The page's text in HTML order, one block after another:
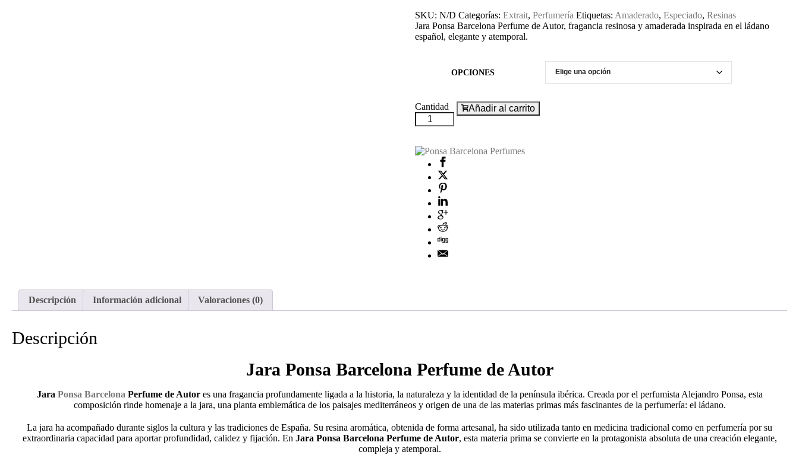
precios:
desde
€75.00
SKU:N/D Categorías:Extrait,Perfumería Etiquetas: Amaderado,Especiado,Resinas
Jara Ponsa Barcelona Perfume de Autor, fragancia resinosa y amaderada inspirada en el ládano
español, elegante y atemporal.
OPCIONES
Cantidad Añadir al carrito
Descripción Información adicional Valoraciones (0)
Descripción
Jara Ponsa Barcelona Perfume de Autor
Jara Ponsa Barcelona Perfume de Autores una fragancia profundamente ligada a la historia, la naturaleza y la identidad de la península ibérica. Creada por el perfumista Alejandro Ponsa, esta
composición rinde homenaje a la jara, una planta emblemática de los paisajes mediterráneos y origen de una de las materias primas más fascinantes de la perfumería: el ládano.
La jara ha acompañado durante siglos la cultura y las tradiciones de España. Su resina aromática, obtenida de forma artesanal, ha sido utilizada tanto en medicina tradicional como en perfumería por su
extraordinaria capacidad para aportar profundidad, calidez y fijación. En Jara Ponsa Barcelona Perfume de Autor, esta materia prima se convierte en la protagonista absoluta de una creación elegante,
compleja y atemporal.